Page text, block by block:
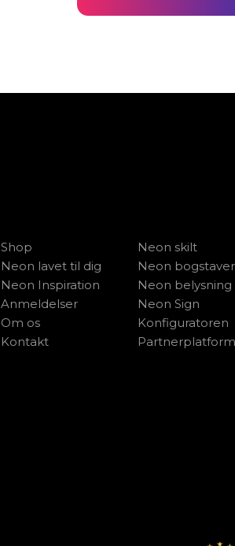
Shop
Neon lavet til dig
Neon Inspiration
Anmeldelser
Om os
Kontakt
Neon skilt
Neon bogstaver
Neon belysning
Neon Sign
Konfiguratoren
Partnerplatform